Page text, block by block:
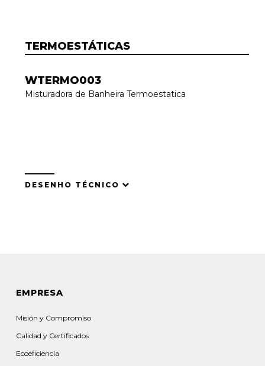
TERMOESTÁTICAS
WTERMO003
Misturadora de Banheira Termoestatica
DESENHO TÉCNICO
EMPRESA
Misión y Compromiso
Calidad y Certificados
Ecoeficiencia